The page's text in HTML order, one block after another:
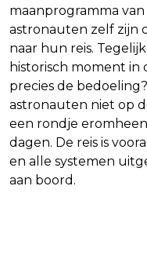
maanprogramma
astronauten zelf zijn
naar hun reis.
historisch moment in
precies de
astronauten niet op
een rondje
dagen. De reis is
en alle systemen
aan boord.